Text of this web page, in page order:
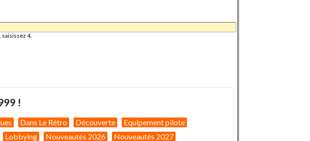
4.
!
Dans Le Rétro Découverte
Equipement pilote
Lobbying Nouveautés 2026 Nouveautés 2027